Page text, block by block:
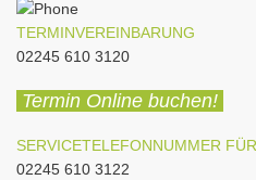
TERMINVEREINBARUNG
02245 610 3120
Termin Online buchen!
SERVICETELEFONNUMMER
02245 610 3122